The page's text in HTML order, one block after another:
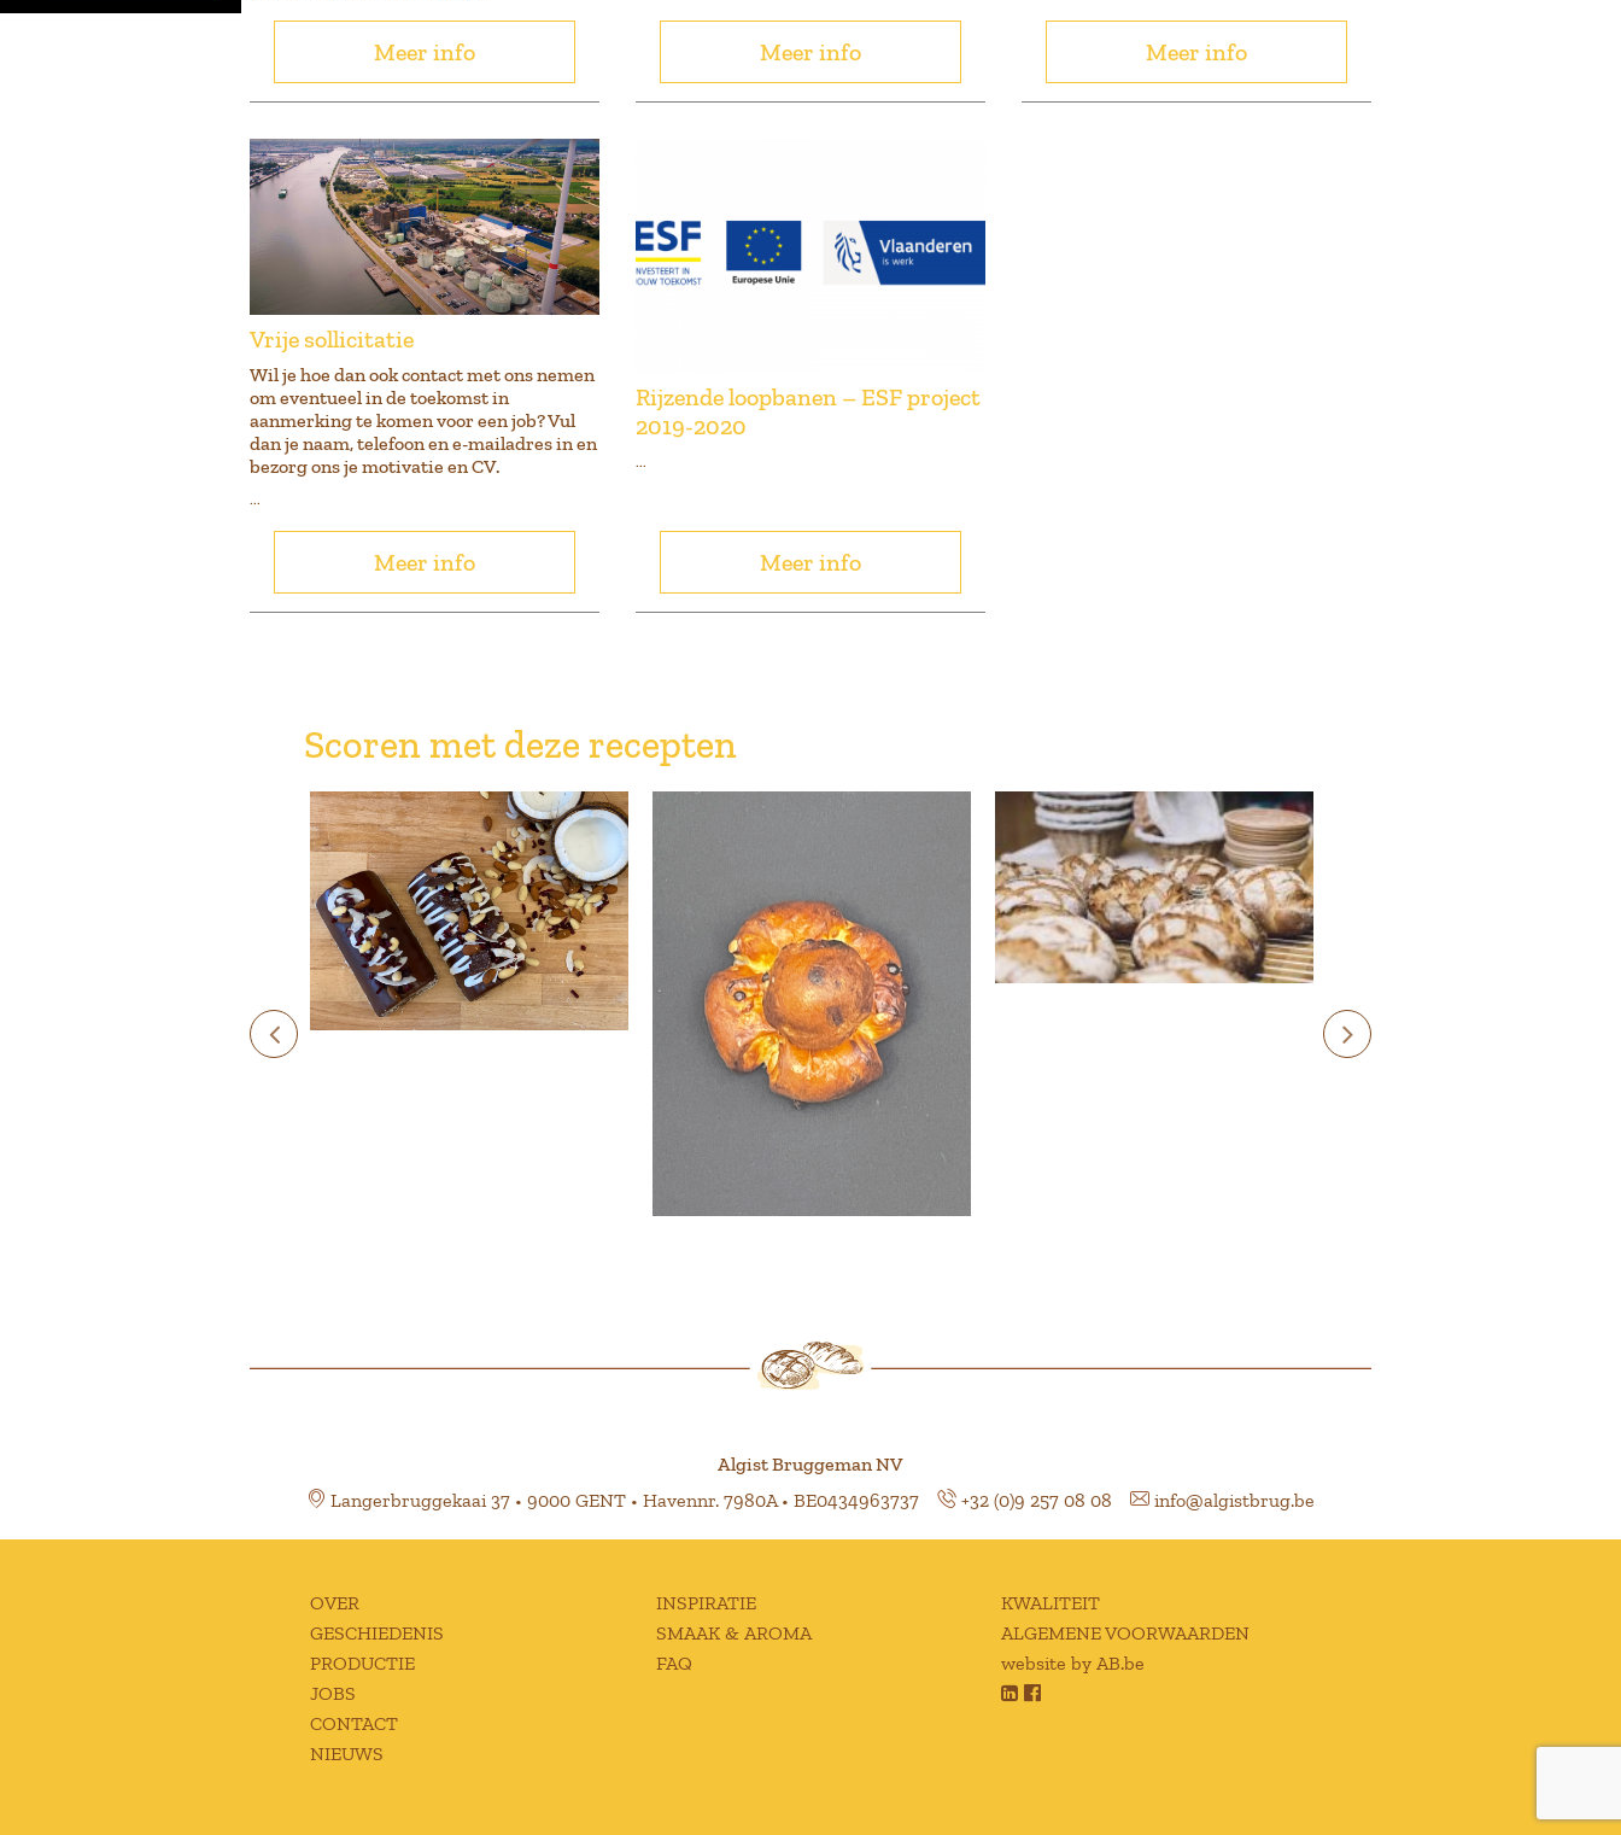
Meer info Meer info Meer info
Vrije sollicitatie
Wil je hoe dan ook contact met ons nemen
om eventueel in de toekomst in
aanmerking te komen voor een job? Vul
dan je naam, telefoon en e-mailadres in en
bezorg ons je motivatie en CV.
...
Meer info
Rijzende loopbanen – ESF project
2019-2020
...
Meer info
Scoren met deze recepten
Algist Bruggeman NV
Langerbruggekaai 37 • 9000 GENT • Havennr. 7980A • BE0434963737
+32 (0)9 257 08 08 info@algistbrug.be
OVER
GESCHIEDENIS
PRODUCTIE
JOBS
CONTACT
NIEUWS
INSPIRATIE
SMAAK & AROMA
FAQ
KWALITEIT
ALGEMENE VOORWAARDEN
website by AB.be